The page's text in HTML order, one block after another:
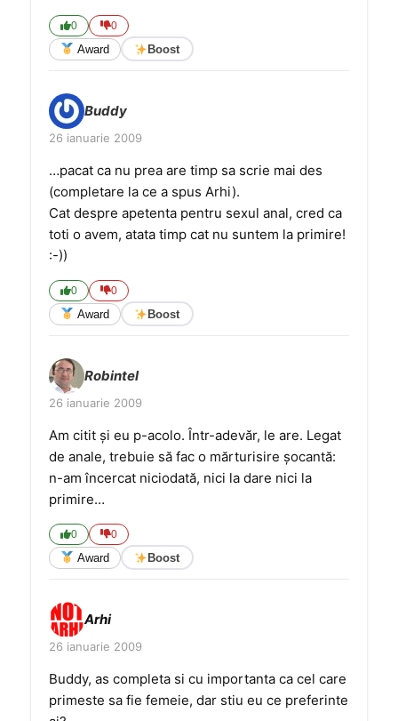
0 0
Award Boost
Buddy
26 ianuarie 2009
…pacat ca nu prea are timp sa scrie mai des
(completare la ce a spus Arhi).
Cat despre apetenta pentru sexul anal, cred ca
toti o avem, atata timp cat nu suntem la primire!
:-))
0 0
Award Boost
Robintel
26 ianuarie 2009
Am citit şi eu p-acolo. Într-adevăr, le are. Legat
de anale, trebuie să fac o mărturisire şocantă:
n-am încercat niciodată, nici la dare nici la
primire…
0 0
Award Boost
Arhi
26 ianuarie 2009
Buddy, as completa si cu importanta ca cel care
primeste sa fie femeie, dar stiu eu ce preferinte